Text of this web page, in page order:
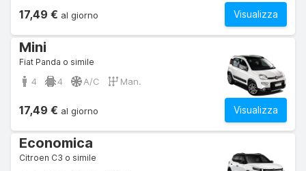
Visualizza
17,49 € al giorno
Mini
Fiat Panda o simile
4 4 A/C Man.
Visualizza
17,49 € al giorno
Economica
Citroen C3 o simile